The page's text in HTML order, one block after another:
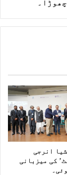
انرجی
کی میزبانی